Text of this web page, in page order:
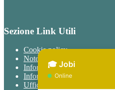
Sezione Link Utili
Cookie policy
Note legali
Informativa Privacy
Informativa Privacy chatbot
Ufficio Relazioni con il